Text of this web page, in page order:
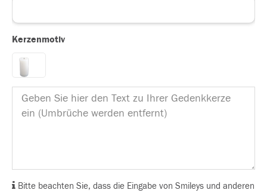
Kerzenmotiv
Bitte beachten Sie, dass die Eingabe von Smileys und anderen